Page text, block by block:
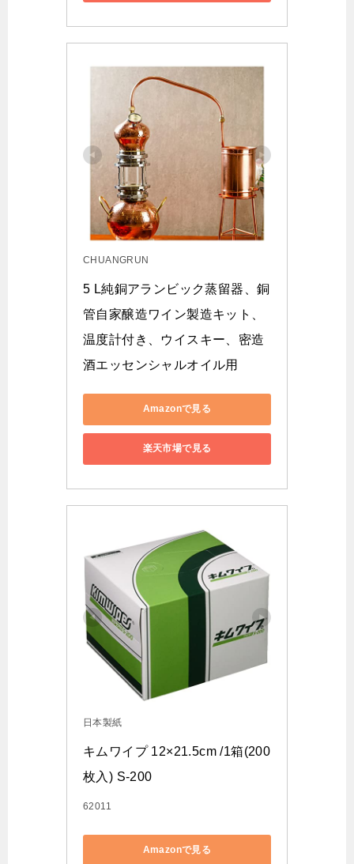
CHUANGRUN
5 L純銅アランビック蒸留器、銅
管自家醸造ワイン製造キット、
温度計付き、ウイスキー、密造
酒エッセンシャルオイル用
Amazonで見る
楽天市場で見る
日本製紙
キムワイプ 12×21.5cm /1箱(200
枚入) S-200
62011
Amazonで見る